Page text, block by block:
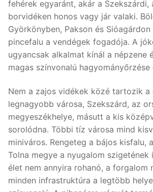
fehérek egyaránt, akár a Szekszárdi,
borvidéken honos vagy jár valaki.
Györkönyben, Pakson és
pincefalu a vendégek fogadója. A
ugyancsak alkalmat kínál a népzene
magas színvonalú hagyományőrzése
Nem a zajos vidékek közé tartozik a
legnagyobb városa, Szekszárd, az
megyeszékhelye, másutt a kis
sorolódna. Többi tíz városa mind
miniváros. Rengeteg a bájos kisfalu,
Tolna megye a nyugalom szigetének
élet nem annyira rohanó, a forgalom
minden infrastruktúra a legtöbb